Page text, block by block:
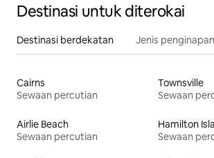
Destinasi untuk diterokai
Destinasi berdekatan Jenis
Cairns
Sewaan percutian
Townsville
Sewaan
Airlie Beach
Sewaan percutian
Hamilton
Sewaan